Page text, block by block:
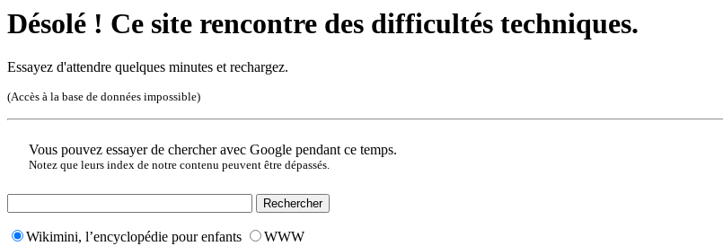
Désolé ! Ce site rencontre des difficultés techniques.
Essayez d'attendre quelques minutes et rechargez.
(Accès à la base de données impossible)
Vous pouvez essayer de chercher avec Google pendant ce temps.
Notez que leurs index de notre contenu peuvent être dépassés.
Wikimini, l’encyclopédie pour enfants WWW